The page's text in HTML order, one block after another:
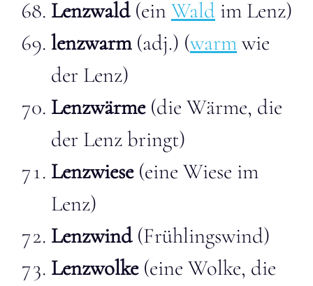
Lenzwald(ein Wald im Lenz)
lenzwarm(adj.) (warmwie
der Lenz)
Lenzwärme(die Wärme, die
der Lenz bringt)
Lenzwiese(eine Wiese im
Lenz)
Lenzwind(Frühlingswind)
Lenzwolke(eine Wolke, die